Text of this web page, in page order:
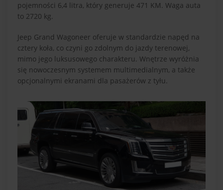
pojemności 6,4 litra, który generuje 471 KM. Waga auta
to 2720 kg.
Jeep Grand Wagoneer oferuje w standardzie napęd na
cztery koła, co czyni go zdolnym do jazdy terenowej,
mimo jego luksusowego charakteru. Wnętrze wyróżnia
się nowoczesnym systemem multimedialnym, a także
opcjonalnymi ekranami dla pasażerów z tyłu.